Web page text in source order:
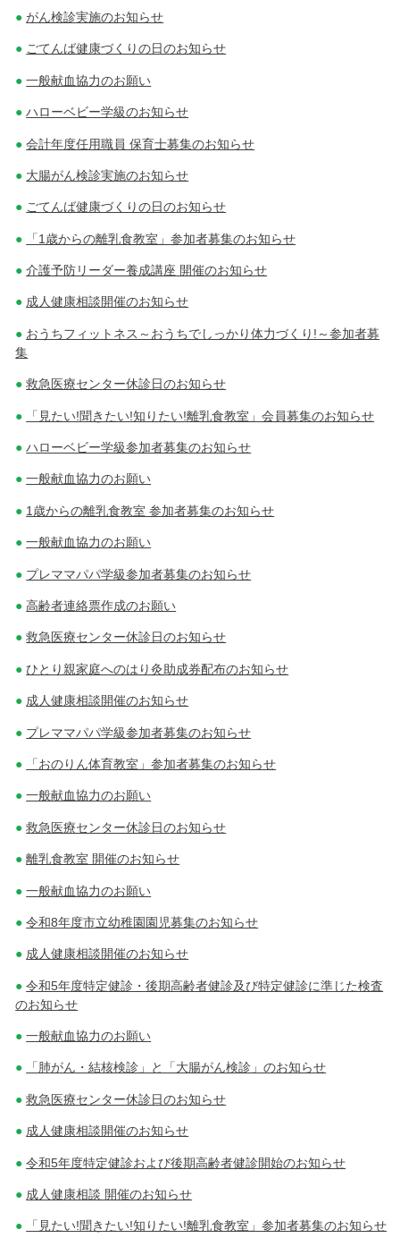
がん検診実施のお知らせ
ごてんば健康づくりの日のお知らせ
一般献血協力のお願い
ハローベビー学級のお知らせ
会計年度任用職員 保育士募集のお知らせ
大腸がん検診実施のお知らせ
ごてんば健康づくりの日のお知らせ
「1歳からの離乳食教室」参加者募集のお知らせ
介護予防リーダー養成講座 開催のお知らせ
成人健康相談開催のお知らせ
おうちフィットネス～おうちでしっかり体力づくり!～参加者募
集
救急医療センター休診日のお知らせ
「見たい!聞きたい!知りたい!離乳食教室」会員募集のお知らせ
ハローベビー学級参加者募集のお知らせ
一般献血協力のお願い
1歳からの離乳食教室 参加者募集のお知らせ
一般献血協力のお願い
プレママパパ学級参加者募集のお知らせ
高齢者連絡票作成のお願い
救急医療センター休診日のお知らせ
ひとり親家庭へのはり灸助成券配布のお知らせ
成人健康相談開催のお知らせ
プレママパパ学級参加者募集のお知らせ
「おのりん体育教室」参加者募集のお知らせ
一般献血協力のお願い
救急医療センター休診日のお知らせ
離乳食教室 開催のお知らせ
一般献血協力のお願い
令和8年度市立幼稚園園児募集のお知らせ
成人健康相談開催のお知らせ
令和5年度特定健診・後期高齢者健診及び特定健診に準じた検査
のお知らせ
一般献血協力のお願い
「肺がん・結核検診」と「大腸がん検診」のお知らせ
救急医療センター休診日のお知らせ
成人健康相談開催のお知らせ
令和5年度特定健診および後期高齢者健診開始のお知らせ
成人健康相談 開催のお知らせ
「見たい!聞きたい!知りたい!離乳食教室」参加者募集のお知らせ